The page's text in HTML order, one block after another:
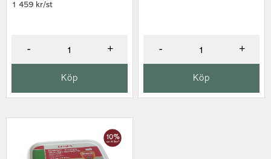
1 459 kr/st
- +
Köp
- +
Köp